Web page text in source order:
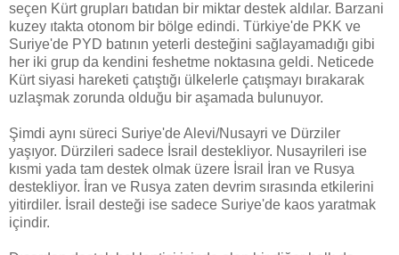
seçen Kürt grupları batıdan bir miktar destek aldılar. Barzani
kuzey ıtakta otonom bir bölge edindi. Türkiye'de PKK ve
Suriye'de PYD batının yeterli desteğini sağlayamadığı gibi
her iki grup da kendini feshetme noktasına geldi. Neticede
Kürt siyasi hareketi çatıştığı ülkelerle çatışmayı bırakarak
uzlaşmak zorunda olduğu bir aşamada bulunuyor.
Şimdi aynı süreci Suriye'de Alevi/Nusayri ve Dürziler
yaşıyor. Dürzileri sadece İsrail destekliyor. Nusayrileri ise
kısmi yada tam destek olmak üzere İsrail İran ve Rusya
destekliyor. İran ve Rusya zaten devrim sırasında etkilerini
yitirdiler. İsrail desteği ise sadece Suriye'de kaos yaratmak
içindir.